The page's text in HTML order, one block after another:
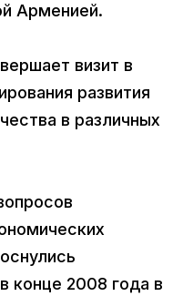
Арменией.
визит в
развития
в различных
конце 2008 года в